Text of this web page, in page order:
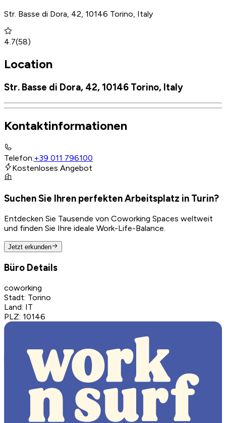
Str. Basse di Dora, 42, 10146 Torino, Italy
4.7(58)
Location
Str. Basse di Dora, 42, 10146 Torino, Italy
Kontaktinformationen
Telefon:+39 011 796100
Kostenloses Angebot
Suchen Sie Ihren perfekten Arbeitsplatz in Turin?
Entdecken Sie Tausende von Coworking Spaces weltweit
und finden Sie Ihre ideale Work-Life-Balance.
Jetzt erkunden
Büro Details
coworking
Stadt: Torino
Land: IT
PLZ: 10146